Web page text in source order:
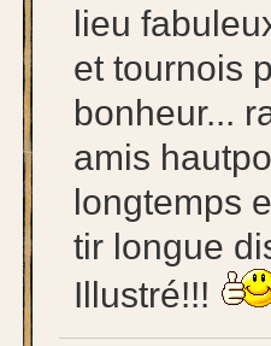
lieu
et tournois
bonheur...
amis
longtemps
tir longue
Illustré!!!